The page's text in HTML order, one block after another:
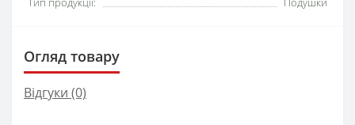
Огляд товару
Відгуки (0)